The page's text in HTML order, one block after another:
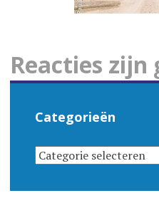
Reacties zijn
Categorieën
CATEGORIEËN